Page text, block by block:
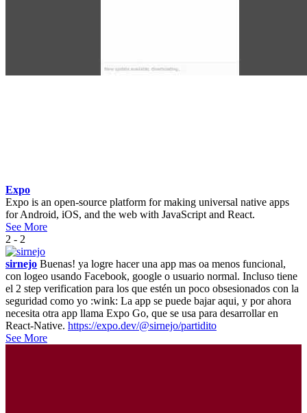
Expo
Expo is an open-source platform for making universal native apps
for Android, iOS, and the web with JavaScript and React.
See More
2 - 2
sirnejo Buenas! ya logre hacer una app mas oa menos funcional,
con logeo usando Facebook, google o usuario normal. Incluso tiene
el 2 step verification para los que estén un poco obsesionados con la
seguridad como yo :wink: La app se puede bajar aqui, y por ahora
necesita otra app llama Expo Go, que se usa para desarrollar en
React-Native. https://expo.dev/@sirnejo/partidito
See More